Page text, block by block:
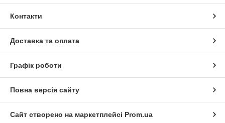
Контакти
Доставка та оплата
Графік роботи
Повна версія сайту
Сайт створено на маркетплейсі Prom.ua